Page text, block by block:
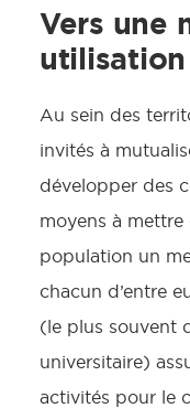
Vers une
utilisation
Au sein des
invités à
développer des
moyens à mettre
population un
chacun d’entre
(le plus souvent
universitaire)
activités pour le